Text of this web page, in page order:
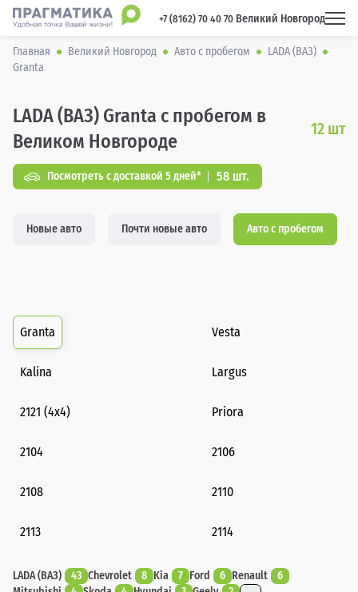
+7 (8162) 70 40 70 Великий Новгород
Главная Великий Новгород Авто с пробегом
LADA (ВАЗ)
Granta
LADA (ВАЗ) Granta с пробегом в
Великом Новгороде
12 шт
Посмотреть с доставкой 5 дней* 58 шт.
Новые авто Почти новые авто Авто с пробегом
Granta Vesta
Kalina Largus
2121 (4x4) Priora
2104 2106
2108 2110
2113 2114
LADA (ВАЗ) 43 Chevrolet 8 Kia 7 Ford 6 Renault
6